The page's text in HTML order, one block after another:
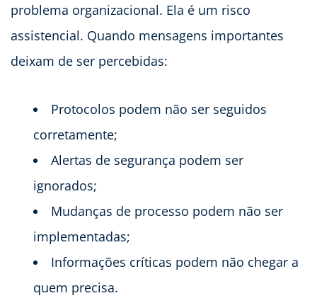
problema organizacional. Ela é um risco
assistencial. Quando mensagens importantes
deixam de ser percebidas:
Protocolos podem não ser seguidos
corretamente;
Alertas de segurança podem ser
ignorados;
Mudanças de processo podem não ser
implementadas;
Informações críticas podem não chegar a
quem precisa.